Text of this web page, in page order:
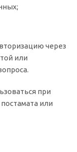
через
или
при
или